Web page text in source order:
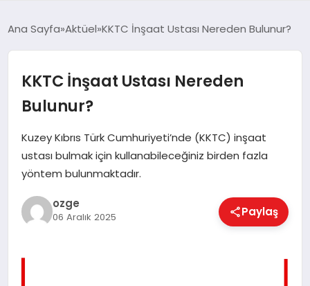
DÜNYA
EĞITIM
EKONOMI
Ana Sayfa Aktüel KKTC İnşaat Ustası Nereden Bulunur?
KKTC İnşaat Ustası Nereden
Bulunur?
Kuzey Kıbrıs Türk Cumhuriyeti’nde (KKTC) inşaat
ustası bulmak için kullanabileceğiniz birden fazla
yöntem bulunmaktadır.
ozge
06 Aralık 2025 Paylaş